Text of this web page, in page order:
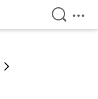
検索を
メ